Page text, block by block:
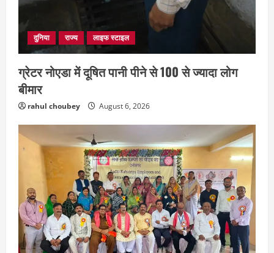
दुनिया राज्य लाइफ स्टाइल
ग्रेटर नोएडा में दूषित पानी पीने से 100 से ज्यादा लोग
बीमार
rahul choubey August 6, 2026